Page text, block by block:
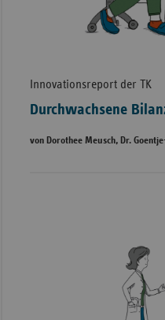
Innovationsreport der TK
Durchwachsene
von Dorothee Meusch, Dr.